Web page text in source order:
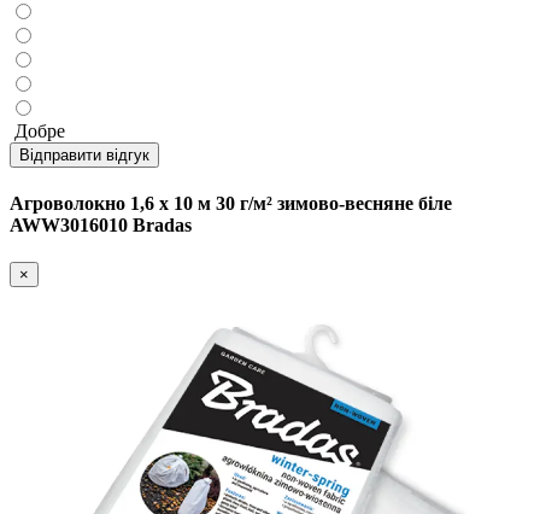
Добре
Відправити відгук
Агроволокно 1,6 х 10 м 30 г/м² зимово-весняне біле
AWW3016010 Bradas
×